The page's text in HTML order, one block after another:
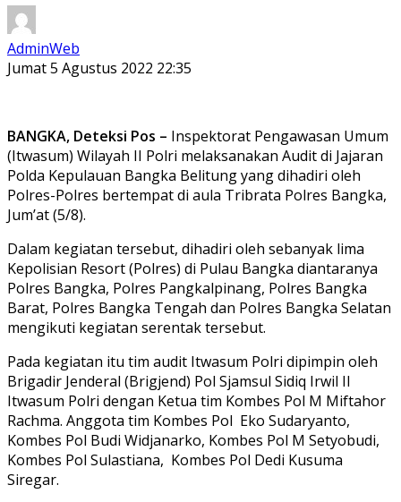
AdminWeb
Jumat 5 Agustus 2022 22:35
BANGKA, Deteksi Pos – Inspektorat Pengawasan Umum
(Itwasum) Wilayah II Polri melaksanakan Audit di Jajaran
Polda Kepulauan Bangka Belitung yang dihadiri oleh
Polres-Polres bertempat di aula Tribrata Polres Bangka,
Jum’at (5/8).
Dalam kegiatan tersebut, dihadiri oleh sebanyak lima
Kepolisian Resort (Polres) di Pulau Bangka diantaranya
Polres Bangka, Polres Pangkalpinang, Polres Bangka
Barat, Polres Bangka Tengah dan Polres Bangka Selatan
mengikuti kegiatan serentak tersebut.
Pada kegiatan itu tim audit Itwasum Polri dipimpin oleh
Brigadir Jenderal (Brigjend) Pol Sjamsul Sidiq Irwil II
Itwasum Polri dengan Ketua tim Kombes Pol M Miftahor
Rachma. Anggota tim Kombes Pol Eko Sudaryanto,
Kombes Pol Budi Widjanarko, Kombes Pol M Setyobudi,
Kombes Pol Sulastiana, Kombes Pol Dedi Kusuma
Siregar.